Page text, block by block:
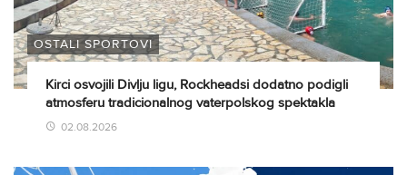
OSTALI SPORTOVI
Kirci osvojili Divlju ligu, Rockheadsi dodatno podigli
atmosferu tradicionalnog vaterpolskog spektakla
02.08.2026